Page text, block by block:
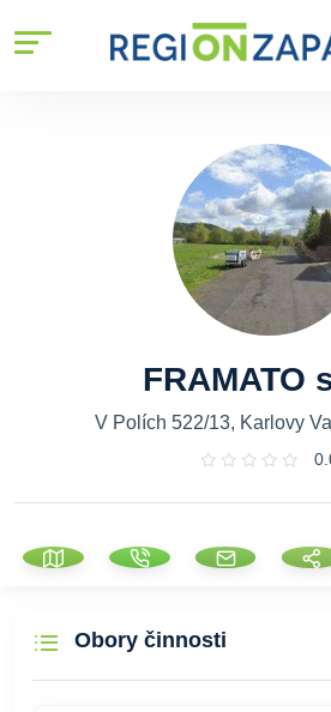
FRAMATO
V Polích 522/13, Karlovy
Obory činnosti